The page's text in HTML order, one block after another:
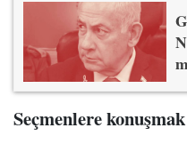
Seçmenlere konuşmak